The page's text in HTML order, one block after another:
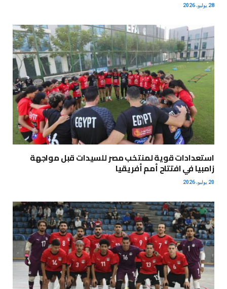
28 يوليو، 2026
استعدادات قوية لمنتخب مصر للسيدات قبل مواجهة
زامبيا في افتتاح أمم أفريقيا
20 يوليو، 2026